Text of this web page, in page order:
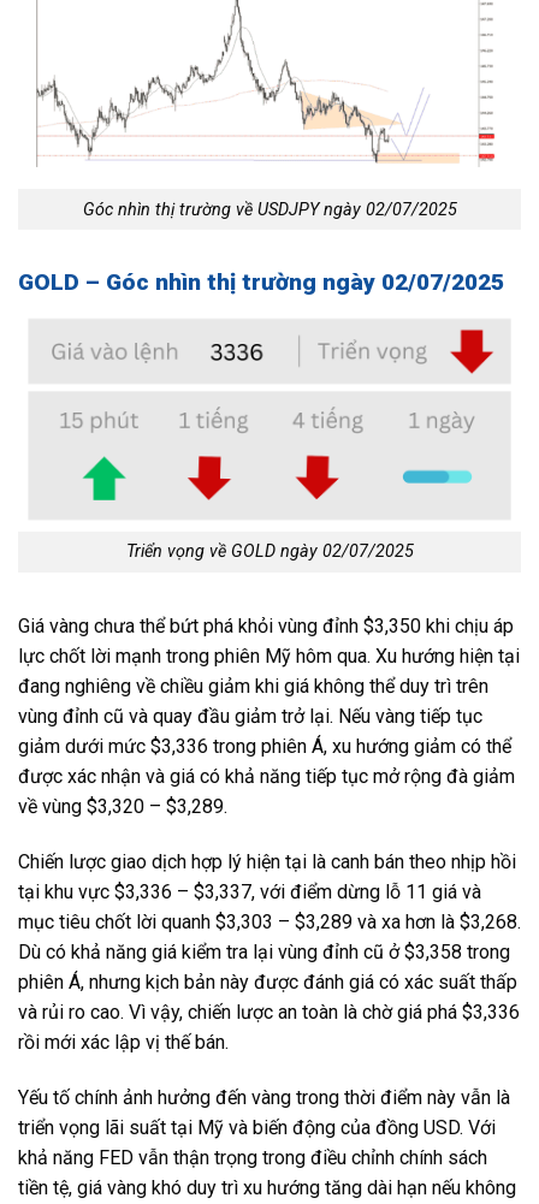
Góc nhìn thị trường về USDJPY ngày 02/07/2025
GOLD – Góc nhìn thị trường ngày 02/07/2025
Triển vọng về GOLD ngày 02/07/2025
Giá vàng chưa thể bứt phá khỏi vùng đỉnh $3,350 khi chịu áp
lực chốt lời mạnh trong phiên Mỹ hôm qua. Xu hướng hiện tại
đang nghiêng về chiều giảm khi giá không thể duy trì trên
vùng đỉnh cũ và quay đầu giảm trở lại. Nếu vàng tiếp tục
giảm dưới mức $3,336 trong phiên Á, xu hướng giảm có thể
được xác nhận và giá có khả năng tiếp tục mở rộng đà giảm
về vùng $3,320 – $3,289.
Chiến lược giao dịch hợp lý hiện tại là canh bán theo nhịp hồi
tại khu vực $3,336 – $3,337, với điểm dừng lỗ 11 giá và
mục tiêu chốt lời quanh $3,303 – $3,289 và xa hơn là $3,268.
Dù có khả năng giá kiểm tra lại vùng đỉnh cũ ở $3,358 trong
phiên Á, nhưng kịch bản này được đánh giá có xác suất thấp
và rủi ro cao. Vì vậy, chiến lược an toàn là chờ giá phá $3,336
rồi mới xác lập vị thế bán.
Yếu tố chính ảnh hưởng đến vàng trong thời điểm này vẫn là
triển vọng lãi suất tại Mỹ và biến động của đồng USD. Với
khả năng FED vẫn thận trọng trong điều chỉnh chính sách
tiền tệ, giá vàng khó duy trì xu hướng tăng dài hạn nếu không